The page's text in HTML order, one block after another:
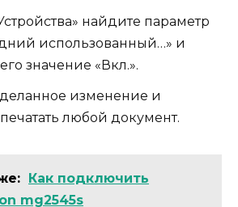
найдите параметр
использованный…» и
значение «Вкл.».
изменение и
любой документ.
Как подключить
mg2545s